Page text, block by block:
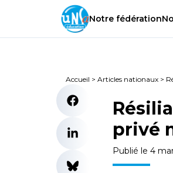
Notre fédération
Accueil > Articles nationaux >
privé
Publié le 4